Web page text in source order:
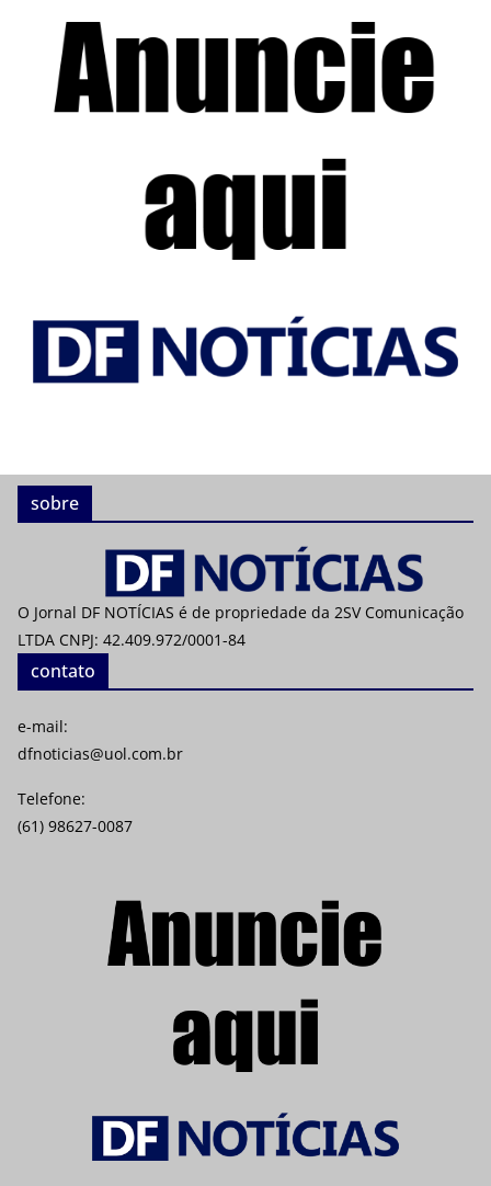
sobre
O Jornal DF NOTÍCIAS é de propriedade da 2SV Comunicação
LTDA CNPJ: 42.409.972/0001-84
contato
e-mail:
dfnoticias@uol.com.br
Telefone:
(61) 98627-0087